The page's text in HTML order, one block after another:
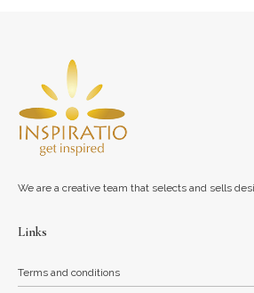
We are a creative team that selects and sells
Links
Terms and conditions